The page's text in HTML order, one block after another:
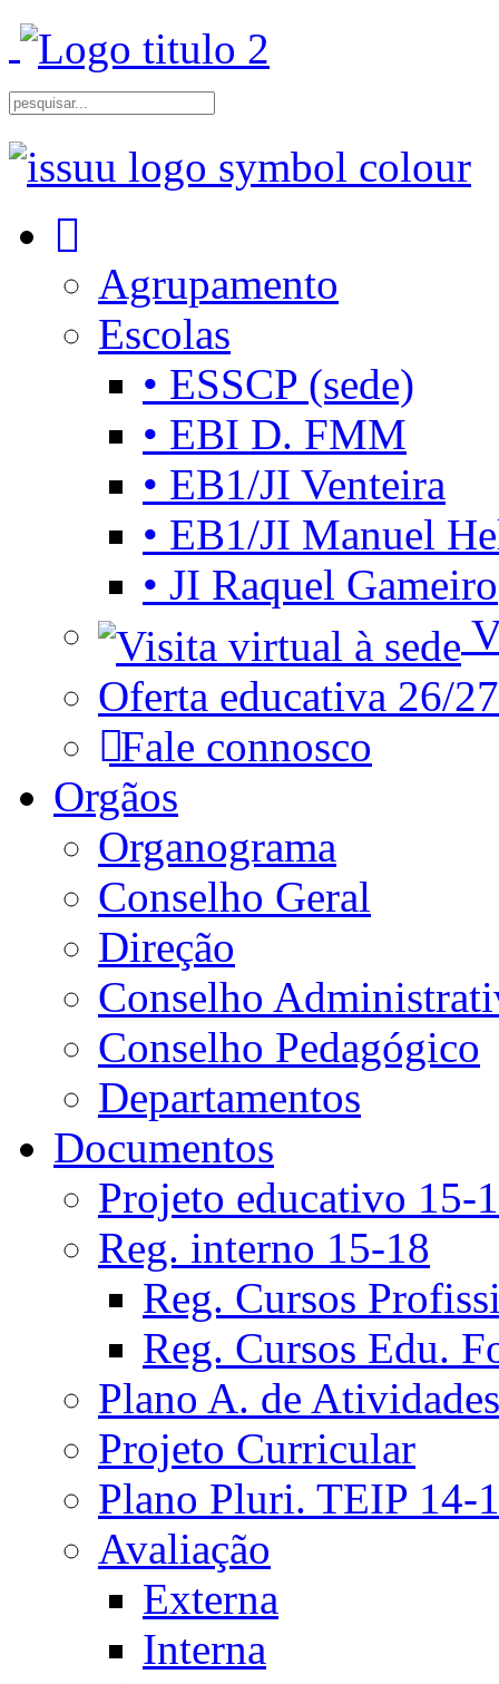
Agrupamento
Escolas
• ESSCP (sede)
• EBI D. FMM
• EB1/JI Venteira
• EB1/JI Manuel
• JI Raquel Gameiro
Oferta educativa 26/27
Fale connosco
Orgãos
Organograma
Conselho Geral
Direção
Conselho
Conselho Pedagógico
Departamentos
Documentos
Projeto educativo 15-
Reg. interno 15-18
Reg. Cursos
Reg. Cursos Edu.
Plano A. de Atividades
Projeto Curricular
Plano Pluri. TEIP 14-
Avaliação
Externa
Interna